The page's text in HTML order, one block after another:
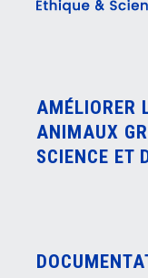
AMÉLIORER
ANIMAUX
SCIENCE ET